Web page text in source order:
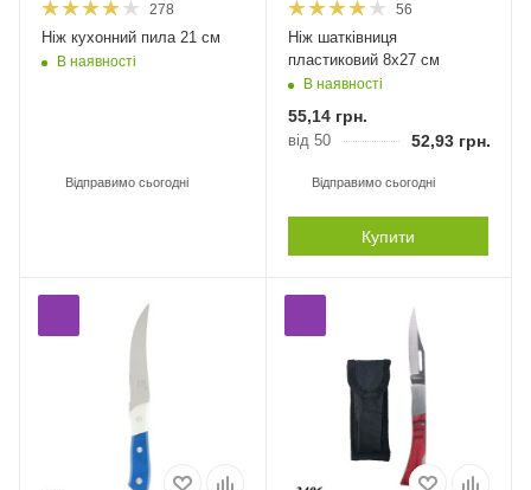
278
Ніж кухонний пила 21 см
В наявності
Відправимо сьогодні
56
Ніж шатківниця
пластиковий 8х27 см
В наявності
55,14грн.
від 50 52,93грн.
Відправимо сьогодні
Купити